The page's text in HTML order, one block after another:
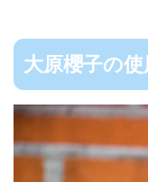
大原櫻子の